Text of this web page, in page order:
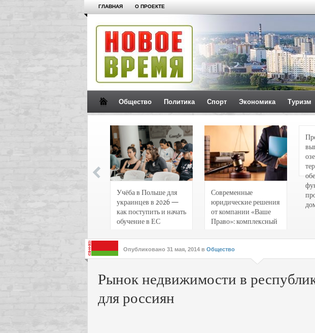
ГЛАВНАЯ О ПРОЕКТЕ
Общество Политика Спорт Экономика Туризм
Учёба в Польше для
украинцев в 2026 —
как поступить и начать
обучение в ЕС
Современные
юридические решения
от компании «Ваше
Право»: комплексный
интересов клиентов
Опубликовано 31 мая, 2014 в Общество
Рынок недвижимости в
для россиян